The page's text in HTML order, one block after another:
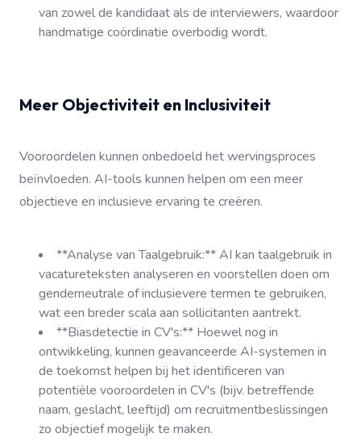
van zowel de kandidaat als de interviewers, waardoor
handmatige coördinatie overbodig wordt.
Meer Objectiviteit en Inclusiviteit
Vooroordelen kunnen onbedoeld het wervingsproces
beïnvloeden. AI-tools kunnen helpen om een meer
objectieve en inclusieve ervaring te creëren.
**Analyse van Taalgebruik:** AI kan taalgebruik in
vacatureteksten analyseren en voorstellen doen om
genderneutrale of inclusievere termen te gebruiken,
wat een breder scala aan sollicitanten aantrekt.
**Biasdetectie in CV's:** Hoewel nog in
ontwikkeling, kunnen geavanceerde AI-systemen in
de toekomst helpen bij het identificeren van
potentiële vooroordelen in CV's (bijv. betreffende
naam, geslacht, leeftijd) om recruitmentbeslissingen
zo objectief mogelijk te maken.